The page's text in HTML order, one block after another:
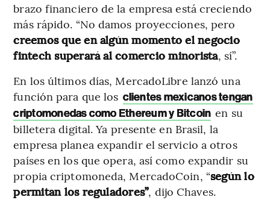
brazo financiero de la empresa está creciendo
más rápido. “No damos proyecciones, pero
creemos que en algún momento el negocio
fintech superará al comercio minorista, sí”.
En los últimos días, MercadoLibre lanzó una
función para que los clientes mexicanos tengan
criptomonedas como Ethereum y Bitcoin en su
billetera digital. Ya presente en Brasil, la
empresa planea expandir el servicio a otros
países en los que opera, así como expandir su
propia criptomoneda, MercadoCoin, “según lo
permitan los reguladores”, dijo Chaves.